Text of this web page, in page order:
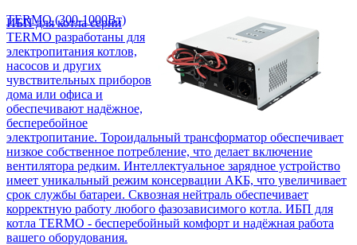
TERMO (300-1000Вт)
ИБП для котла серии
TERMO разработаны для
электропитания котлов,
насосов и других
чувствительных приборов
дома или офиса и
обеспечивают надёжное,
бесперебойное
электропитание. Тороидальный трансформатор обеспечивает
низкое собственное потребление, что делает включение
вентилятора редким. Интеллектуальное зарядное устройство
имеет уникальный режим консервации АКБ, что увеличивает
срок службы батареи. Сквозная нейтраль обеспечивает
корректную работу любого фазозависимого котла. ИБП для
котла TERMO - бесперебойный комфорт и надёжная работа
вашего оборудования.